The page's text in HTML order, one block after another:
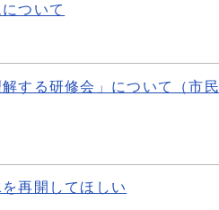
ついて
する研修会」について（市民
再開してほしい